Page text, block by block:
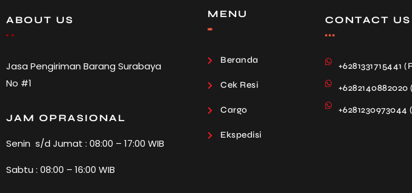
ABOUT US
Jasa Pengiriman Barang Surabaya
No #1
JAM OPRASIONAL
Senin s/d Jumat : 08:00 – 17:00 WIB
Sabtu : 08:00 – 16:00 WIB
MENU
Beranda
Cek Resi
Cargo
Ekspedisi
CONTACT US
+6281331715441
+6282140882020
+6281230973044